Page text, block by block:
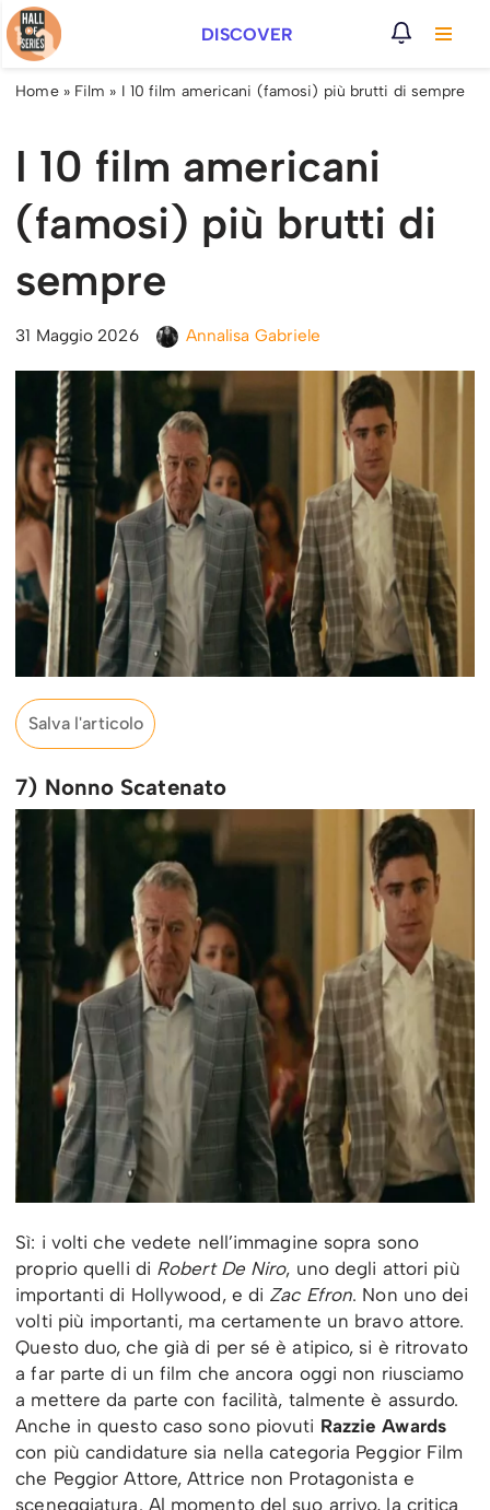
Vai
al
DISCOVER
Home» Film » I 10 film americani (famosi) più brutti di sempre
I 10 film americani
(famosi) più brutti di
sempre
31 Maggio 2026 Annalisa Gabriele
Salva l'articolo
7) Nonno Scatenato
Sì: i volti che vedete nell’immagine sopra sono
proprio quelli di Robert De Niro, uno degli attori più
importanti di Hollywood, e di Zac Efron. Non uno dei
volti più importanti, ma certamente un bravo attore.
Questo duo, che già di per sé è atipico, si è ritrovato
a far parte di un film che ancora oggi non riusciamo
a mettere da parte con facilità, talmente è assurdo.
Anche in questo caso sono piovuti Razzie Awards
con più candidature sia nella categoria Peggior Film
che Peggior Attore, Attrice non Protagonista e
sceneggiatura. Al momento del suo arrivo, la critica